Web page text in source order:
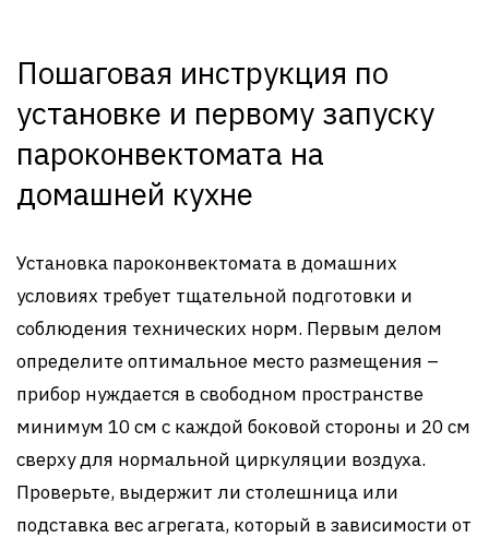
Пошаговая инструкция по
установке и первому запуску
пароконвектомата на
домашней кухне
Установка пароконвектомата в домашних
условиях требует тщательной подготовки и
соблюдения технических норм. Первым делом
определите оптимальное место размещения –
прибор нуждается в свободном пространстве
минимум 10 см с каждой боковой стороны и 20 см
сверху для нормальной циркуляции воздуха.
Проверьте, выдержит ли столешница или
подставка вес агрегата, который в зависимости от